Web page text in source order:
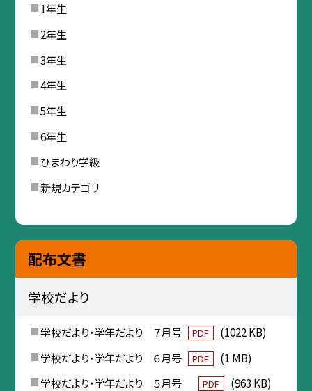
1年生
2年生
3年生
4年生
5年生
6年生
ひまわり学級
新規カテゴリ
配布文書
学校だより
学校だより・学年だより ７月号 PDF
(1022 KB)
学校だより・学年だより ６月号
PDF
(1 MB)
学校だより・学年だより ５月号
PDF (963 KB)